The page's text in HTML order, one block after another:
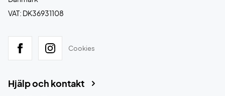
VAT: DK36931108
Cookies
Hjälp och kontakt